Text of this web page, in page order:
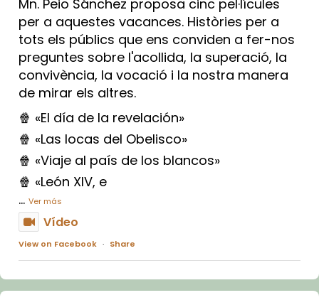
Mn. Peio Sánchez proposa cinc pel·lícules
per a aquestes vacances. Històries per a
tots els públics que ens conviden a fer-nos
preguntes sobre l'acollida, la superació, la
convivència, la vocació i la nostra manera
de mirar els altres.
🍿 «El día de la revelación»
🍿 «Las locas del Obelisco»
🍿 «Viaje al país de los blancos»
🍿 «León XIV, e
... Ver más
Vídeo
View on Facebook · Share
Arquebisbat de Barcelona